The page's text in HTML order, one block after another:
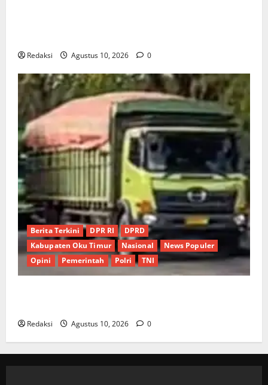
Redaksi Agustus 10, 2026 0
Berita Terkini DPR RI
DPRD
Kabupaten Oku Timur
Nasional
News Populer
Opini
Pemerintah Polri TNI
Redaksi Agustus 10, 2026 0